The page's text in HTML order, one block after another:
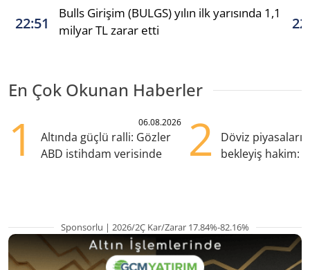
22:51
Bulls Girişim (BULGS) yılın ilk yarısında 1,1
milyar TL zarar etti
En Çok Okunan Haberler
1 06.08.2026
Altında güçlü ralli: Gözler
ABD istihdam verisinde
2
Döviz
bekleyiş hakim:
Sponsorlu | 2026/2Ç Kar/Zarar 17.84%-82.16%